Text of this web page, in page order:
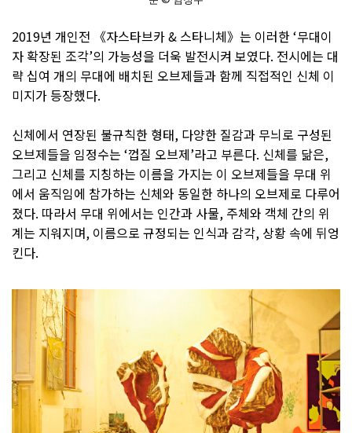
2019년 개인전 《자스타브카 & 스타니체》는 이러한 ‘무대이
자 확장된 조각’의 가능성을 더욱 발전시켜 보였다. 전시에는 대
략 십여 개의 무대에 배치된 오브제들과 함께 직접적인 신체 이
미지가 등장했다.
신체에서 연장된 불규칙한 형태, 다양한 질감과 무늬로 구성된
오브제들을 임정수는 ‘껍질 오브제’라고 부른다. 신체를 닮은,
그리고 신체를 지칭하는 이름을 가지는 이 오브제들을 무대 위
에서 움직임에 참가하는 신체와 동일한 하나의 오브제로 다루어
졌다. 따라서 무대 위에서는 인간과 사물, 주체와 객체 간의 위
계는 지워지며, 이름으로 규정되는 인식과 감각, 상황 속에 뒤엉
킨다.